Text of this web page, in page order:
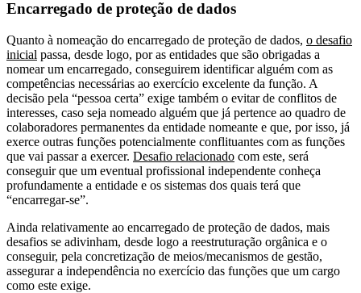
Encarregado de proteção de dados
Quanto à nomeação do encarregado de proteção de dados, o desafio
inicial passa, desde logo, por as entidades que são obrigadas a
nomear um encarregado, conseguirem identificar alguém com as
competências necessárias ao exercício excelente da função. A
decisão pela “pessoa certa” exige também o evitar de conflitos de
interesses, caso seja nomeado alguém que já pertence ao quadro de
colaboradores permanentes da entidade nomeante e que, por isso, já
exerce outras funções potencialmente conflituantes com as funções
que vai passar a exercer. Desafio relacionado com este, será
conseguir que um eventual profissional independente conheça
profundamente a entidade e os sistemas dos quais terá que
“encarregar-se”.
Ainda relativamente ao encarregado de proteção de dados, mais
desafios se adivinham, desde logo a reestruturação orgânica e o
conseguir, pela concretização de meios/mecanismos de gestão,
assegurar a independência no exercício das funções que um cargo
como este exige.